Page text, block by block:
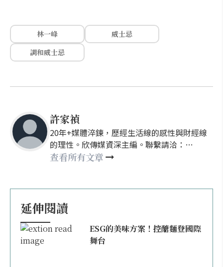
林一峰
威士忌
調和威士忌
許家禎
20年+媒體淬鍊，歷經生活線的感性與財經線
的理性。欣傳媒資深主編。聯繫請洽：
nellyhsu@xinmedia.com
查看所有文章
延伸閱讀
ESG的美味方案！控醣麵登國際
舞台